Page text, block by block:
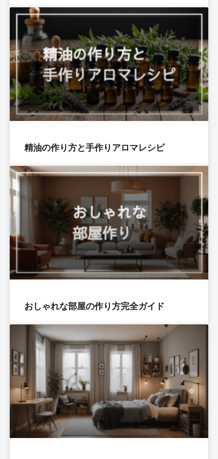
精油の作り方と手作りアロマレシピ
おしゃれな部屋の作り方完全ガイド